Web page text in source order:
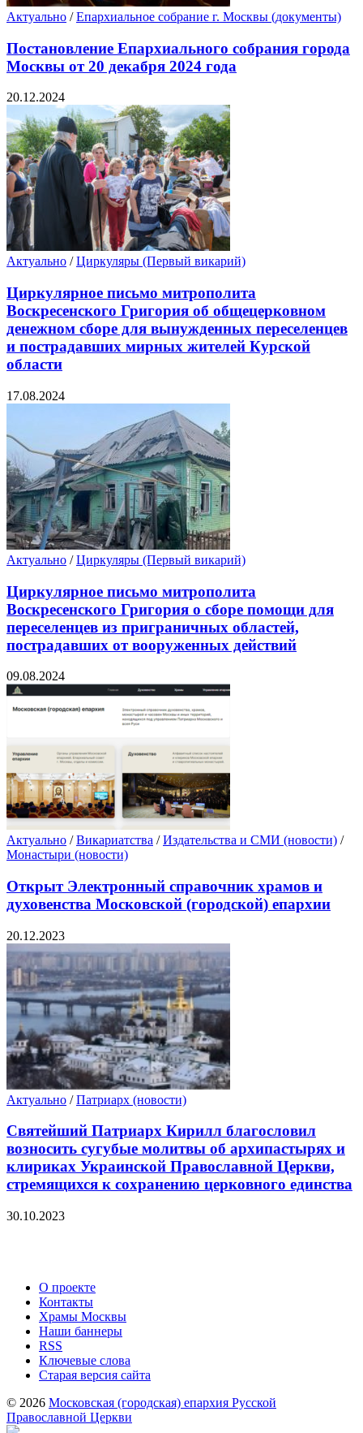
Актуально /Епархиальное собрание г. Москвы (документы)
Постановление Епархиального собрания города
Москвы от 20 декабря 2024 года
20.12.2024
Актуально /Циркуляры (Первый викарий)
Циркулярное письмо митрополита
Воскресенского Григория об общецерковном
денежном сборе для вынужденных переселенцев
и пострадавших мирных жителей Курской
области
17.08.2024
Актуально /Циркуляры (Первый викарий)
Циркулярное письмо митрополита
Воскресенского Григория о сборе помощи для
переселенцев из приграничных областей,
пострадавших от вооруженных действий
09.08.2024
Актуально /Викариатства /Издательства и СМИ (новости) /
Монастыри (новости)
Открыт Электронный справочник храмов и
духовенства Московской (городской) епархии
20.12.2023
Актуально /Патриарх (новости)
Святейший Патриарх Кирилл благословил
возносить сугубые молитвы об архипастырях и
клириках Украинской Православной Церкви,
стремящихся к сохранению церковного единства
30.10.2023
О проекте
Контакты
Храмы Москвы
Наши баннеры
RSS
Ключевые слова
Старая версия сайта
© 2026 Московская (городская) епархия Русской
Православной Церкви